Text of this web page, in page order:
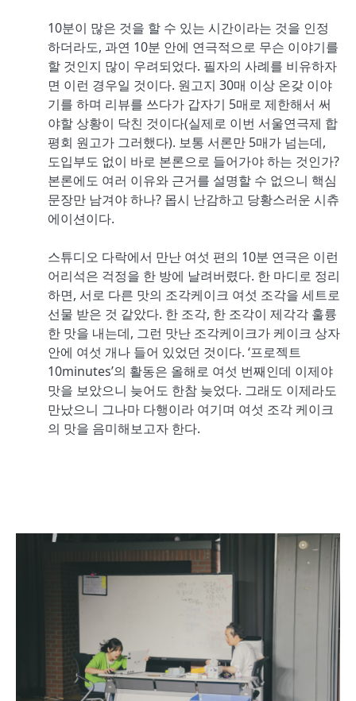
10분이 많은 것을 할 수 있는 시간이라는 것을 인정
하더라도, 과연 10분 안에 연극적으로 무슨 이야기를
할 것인지 많이 우려되었다. 필자의 사례를 비유하자
면 이런 경우일 것이다. 원고지 30매 이상 온갖 이야
기를 하며 리뷰를 쓰다가 갑자기 5매로 제한해서 써
야할 상황이 닥친 것이다(실제로 이번 서울연극제 합
평회 원고가 그러했다). 보통 서론만 5매가 넘는데,
도입부도 없이 바로 본론으로 들어가야 하는 것인가?
본론에도 여러 이유와 근거를 설명할 수 없으니 핵심
문장만 남겨야 하나? 몹시 난감하고 당황스러운 시츄
에이션이다.
스튜디오 다락에서 만난 여섯 편의 10분 연극은 이런
어리석은 걱정을 한 방에 날려버렸다. 한 마디로 정리
하면, 서로 다른 맛의 조각케이크 여섯 조각을 세트로
선물 받은 것 같았다. 한 조각, 한 조각이 제각각 훌륭
한 맛을 내는데, 그런 맛난 조각케이크가 케이크 상자
안에 여섯 개나 들어 있었던 것이다. ‘프로젝트
10minutes’의 활동은 올해로 여섯 번째인데 이제야
맛을 보았으니 늦어도 한참 늦었다. 그래도 이제라도
만났으니 그나마 다행이라 여기며 여섯 조각 케이크
의 맛을 음미해보고자 한다.